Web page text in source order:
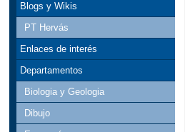
Blogs y Wikis
PT Hervás
Enlaces de interés
Departamentos
Biologia y Geologia
Dibujo